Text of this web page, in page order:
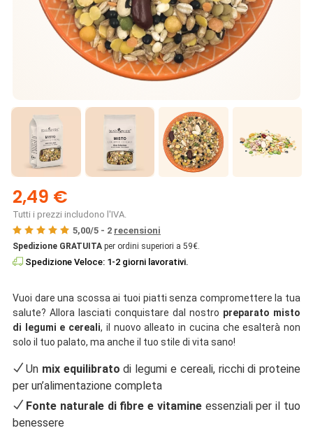
2,49 €
Tutti i prezzi includono l'IVA.
5,00/5 - 2 recensioni
Spedizione GRATUITA per ordini superiori a 59€.
Spedizione Veloce: 1-2 giorni lavorativi.
Vuoi dare una scossa ai tuoi piatti senza compromettere la tua
salute? Allora lasciati conquistare dal nostro preparato misto
di legumi e cereali, il nuovo alleato in cucina che esalterà non
solo il tuo palato, ma anche il tuo stile di vita sano!
Un mix equilibrato di legumi e cereali, ricchi di proteine
per un’alimentazione completa
Fonte naturale di fibre e vitamineessenziali per il tuo
benessere